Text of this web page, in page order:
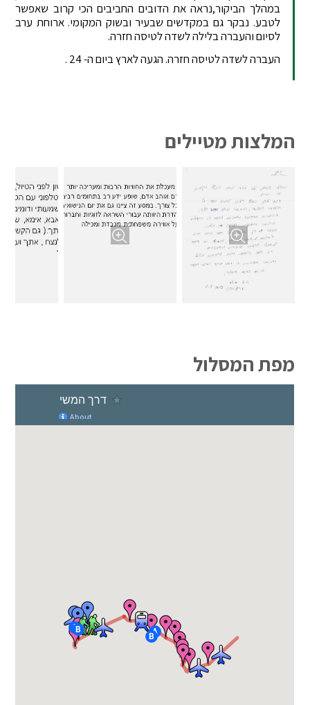
במהלך הביקור,נראה את הדובים החביבים הכי קרוב שאפשר
לטבע. נבקר גם במקדשים שבעיר ובשוק המקומי. ארוחת ערב
לסיום והעברה בלילה לשדה לטיסה חזרה.
העברה לשדה לטיסה חזרה. הגעה לארץ ביום ה- 24 .
המלצות מטיילים
מפת המסלול